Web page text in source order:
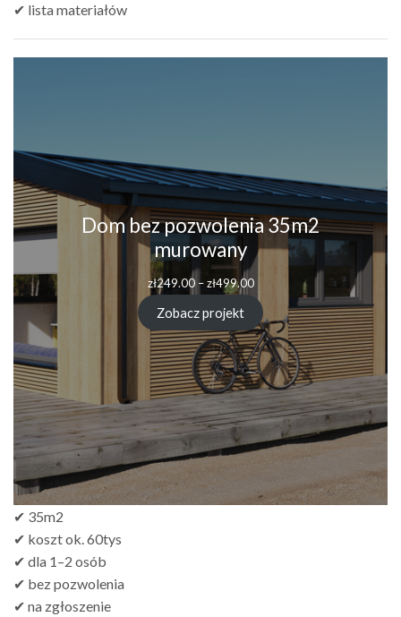
✔ lista materiałów
Dom bez pozwolenia 35m2
murowany
zł249.00 – zł499.00Zakres
od
zł249.00
do
zł499.00
Zobacz projekt
✔ 35m2
✔ koszt ok. 60tys
✔ dla 1–2 osób
✔ bez pozwolenia
✔ na zgłoszenie